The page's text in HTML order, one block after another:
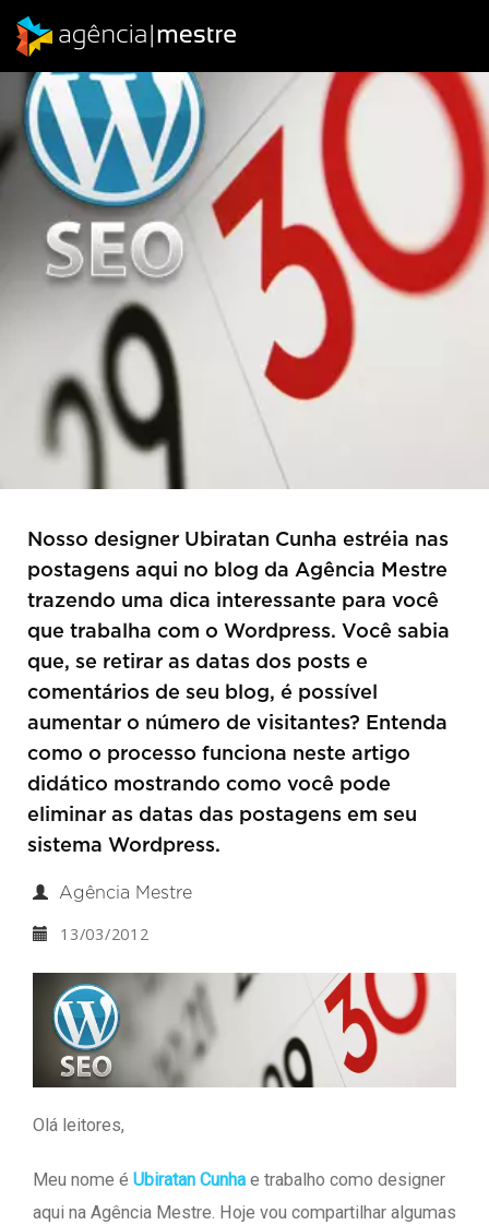
BLOGS
Aumente suas Visitas Retirando as
Nosso designer Ubiratan Cunha estréia nas
postagens aqui no blog da Agência Mestre
trazendo uma dica interessante para você
que trabalha com o Wordpress. Você sabia
que, se retirar as datas dos posts e
comentários de seu blog, é possível
aumentar o número de visitantes? Entenda
como o processo funciona neste artigo
didático mostrando como você pode
eliminar as datas das postagens em seu
sistema Wordpress.
Agência Mestre
13/03/2012
Olá leitores,
Meu nome é Ubiratan Cunha e trabalho como designer
aqui na Agência Mestre. Hoje vou compartilhar algumas